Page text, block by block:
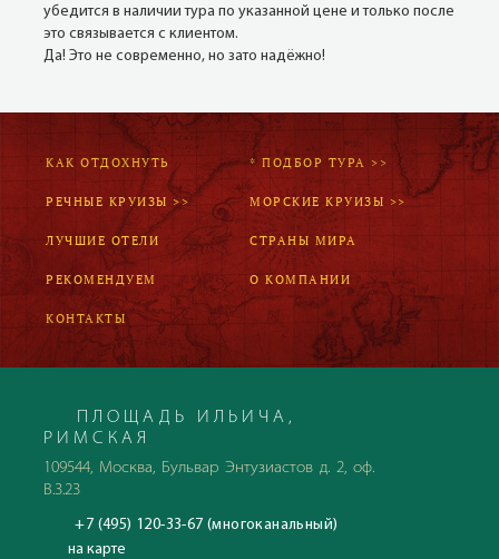
убедится в наличии тура по указанной цене и только после
это связывается с клиентом.
Да! Это не современно, но зато надёжно!
КАК ОТДОХНУТЬ * ПОДБОР ТУРА >>
РЕЧНЫЕ КРУИЗЫ >> МОРСКИЕ КРУИЗЫ >>
ЛУЧШИЕ ОТЕЛИ СТРАНЫ МИРА
РЕКОМЕНДУЕМ О КОМПАНИИ
КОНТАКТЫ
ПЛОЩАДЬ ИЛЬИЧА,
РИМСКАЯ
109544, Москва, Бульвар Энтузиастов д. 2, оф.
В.3.23
+7 (495) 120-33-67 (многоканальный)
на карте